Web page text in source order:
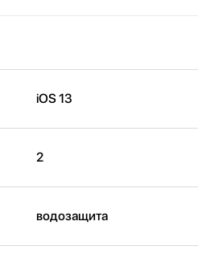
iOS 13
2
водозащита